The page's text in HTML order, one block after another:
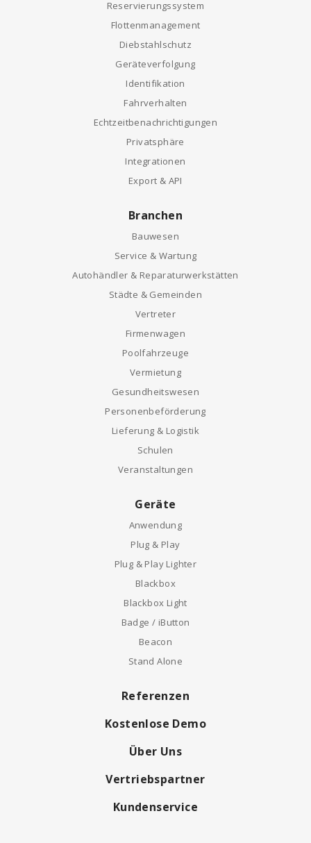
Reservierungssystem
Flottenmanagement
Diebstahlschutz
Geräteverfolgung
Identifikation
Fahrverhalten
Echtzeitbenachrichtigungen
Privatsphäre
Integrationen
Export & API
Branchen
Bauwesen
Service & Wartung
Autohändler & Reparaturwerkstätten
Städte & Gemeinden
Vertreter
Firmenwagen
Poolfahrzeuge
Vermietung
Gesundheitswesen
Personenbeförderung
Lieferung & Logistik
Schulen
Veranstaltungen
Geräte
Anwendung
Plug & Play
Plug & Play Lighter
Blackbox
Blackbox Light
Badge / iButton
Beacon
Stand Alone
Referenzen
Kostenlose Demo
Über Uns
Vertriebspartner
Kundenservice